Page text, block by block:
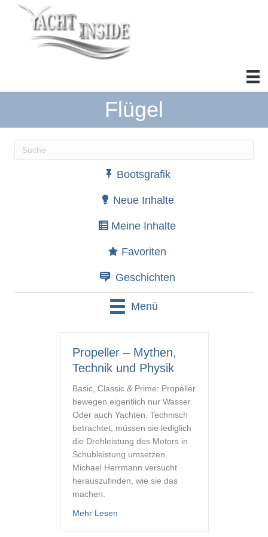
Flügel
Wenn die Ergebnisse der automatischen
Bootsgrafik
Neue Inhalte
Meine Inhalte
Favoriten
Geschichten
Menü
Propeller – Mythen,
Technik und Physik
Basic, Classic & Prime: Propeller
bewegen eigentlich nur Wasser.
Oder auch Yachten. Technisch
betrachtet, müssen sie lediglich
die Drehleistung des Motors in
Schubleistung umsetzen.
Michael Herrmann versucht
herauszufinden, wie sie das
machen.
Mehr Lesenabout Propeller – Mythen, Technik und